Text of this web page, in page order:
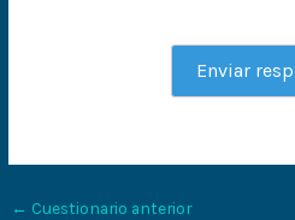
← Cuestionario anterior